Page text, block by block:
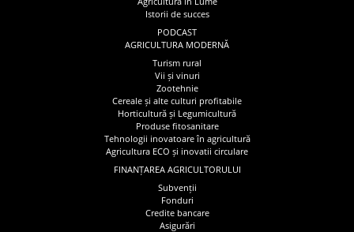
Istorii de succes
PODCAST
AGRICULTURA MODERNĂ
Turism rural
Vii și vinuri
Zootehnie
Cereale și alte culturi profitabile
Horticultură și Legumicultură
Produse fitosanitare
Tehnologii inovatoare în agricultură
Agricultura ECO și inovatii circulare
FINANȚAREA AGRICULTORULUI
Subvenții
Fonduri
Credite bancare
Asigurări